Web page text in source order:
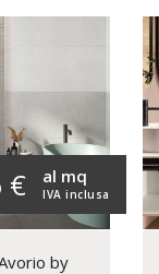
€ IVA inclusa
al mq
by